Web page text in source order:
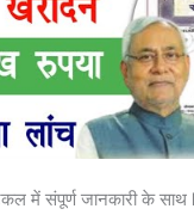
में संपूर्ण जानकारी के साथ